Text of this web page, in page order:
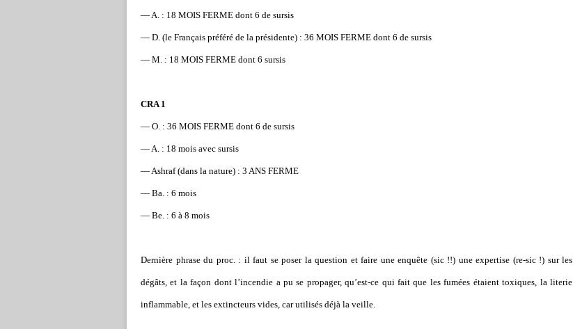
— A. : 18 MOIS FERME dont 6 de sursis
— D. (le Français préféré de la présidente) : 36 MOIS FERME dont 6 de sursis
— M. : 18 MOIS FERME dont 6 sursis
CRA 1
— O. : 36 MOIS FERME dont 6 de sursis
— A. : 18 mois avec sursis
— Ashraf (dans la nature) : 3 ANS FERME
— Ba. : 6 mois
— Be. : 6 à 8 mois
Dernière phrase du proc. : il faut se poser la question et faire une enquête (sic !!) une expertise (re-sic !) sur les
dégâts, et la façon dont l’incendie a pu se propager, qu’est-ce qui fait que les fumées étaient toxiques, la literie
inflammable, et les extincteurs vides, car utilisés déjà la veille.